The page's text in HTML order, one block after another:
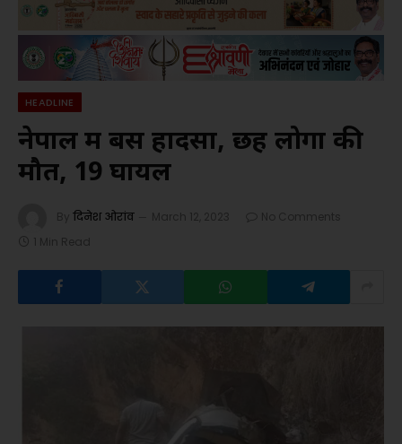
HEADLINE
नेपाल में बस हादसा, छह लोगों की
मौत, 19 घायल
By दिनेश ओरांव March 12, 2023
No Comments
1 Min Read